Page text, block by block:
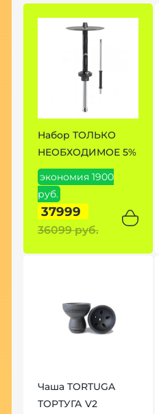
Набор ТОЛЬКО
НЕОБХОДИМОЕ 5%
экономия 1900
руб.
37999
36099 руб.
Чаша TORTUGA
ТОРТУГА V2